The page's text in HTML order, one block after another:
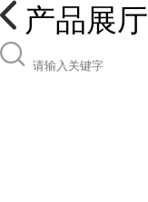
产品展厅